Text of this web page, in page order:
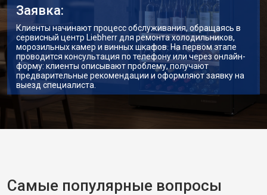
Заявка:
Клиенты начинают процесс обслуживания, обращаясь в
сервисный центр Liebherr для ремонта холодильников,
морозильных камер и винных шкафов. На первом этапе
проводится консультация по телефону или через онлайн-
форму: клиенты описывают проблему, получают
предварительные рекомендации и оформляют заявку на
выезд специалиста.
Самые популярные вопросы